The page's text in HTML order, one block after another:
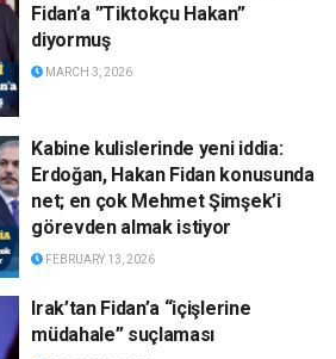
Fidan’a ”Tiktokçu Hakan”
diyormuş
MARCH 3, 2026
Kabine kulislerinde yeni iddia:
Erdoğan, Hakan Fidan konusunda
net; en çok Mehmet Şimşek’i
görevden almak istiyor
FEBRUARY 13, 2026
Irak’tan Fidan’a “içişlerine
müdahale” suçlaması